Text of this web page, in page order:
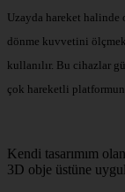
Uzayda hareket halinde
dönme kuvvetini
kullanılır. Bu cihazlar
çok hareketli
Kendi tasarımım
3D obje üstüne